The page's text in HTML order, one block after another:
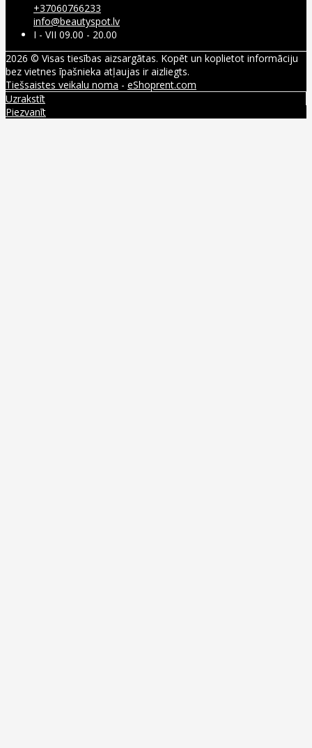
+37060766233
info@beautyspot.lv
I - VII 09.00 - 20.00
2026 © Visas tiesības aizsargātas. Kopēt un koplietot informāciju
bez vietnes īpašnieka atļaujas ir aizliegts.
Tiešsaistes veikalu noma - eShoprent.com
Uzrakstīt
Piezvanīt